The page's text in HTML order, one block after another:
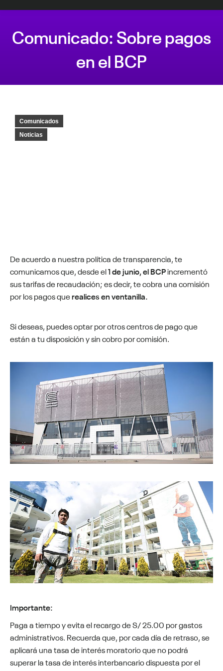
Comunicado: Sobre pagos
en el BCP
Comunicados
Noticias
De acuerdo a nuestra política de transparencia, te
comunicamos que, desde el1 de junio, el BCPincrementó
sus tarifas de recaudación; es decir, te cobra una comisión
por los pagos querealices en ventanilla.
Si deseas, puedes optar por otros centros de pago que
están a tu disposición y sin cobro por comisión.
Importante:
Paga a tiempo y evita el recargo de S/ 25.00 por gastos
administrativos. Recuerda que, por cada día de retraso, se
aplicará una tasa de interés moratorio que no podrá
superar la tasa de interés interbancario dispuesta por el